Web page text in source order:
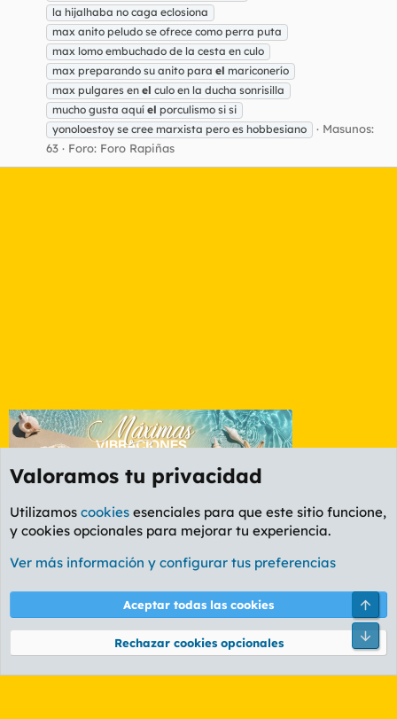
la hijalhaba no caga eclosiona
max anito peludo se ofrece como perra puta
max lomo embuchado de la cesta en culo
max preparando su anito para el mariconerío
max pulgares en el culo en la ducha sonrisilla
mucho gusta aquí el porculismo si si
yonoloestoy se cree marxista pero es hobbesiano
Masunos:
63
Foro: Foro Rapiñas
Etiquetas
Cookies
PL OLDSTYLE AMARILLO
Términos y reglas Política de privacidad Ayuda
Community platform by XenForo® © 2010-2026 XenForo Ltd.
Valoramos tu privacidad
Utilizamos cookies esenciales para que este sitio funcione,
y cookies opcionales para mejorar tu experiencia.
Ver más información y configurar tus preferencias
Aceptar todas las cookies
Rechazar cookies opcionales
Pie